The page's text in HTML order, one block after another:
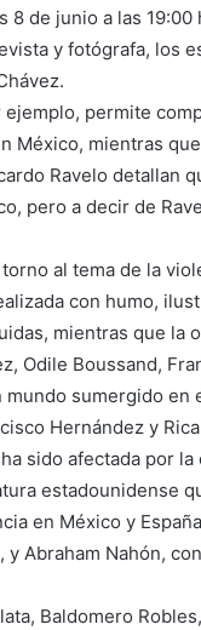
8 de junio a las 19:00
y fotógrafa, los
permite
México, mientras
Ravelo detallan
pero a decir de
al tema de la
con humo,
mientras que la
Odile Boussand,
sumergido en
Hernández y
sido afectada por
estadounidense
en México y
Abraham Nahón,
Baldomero